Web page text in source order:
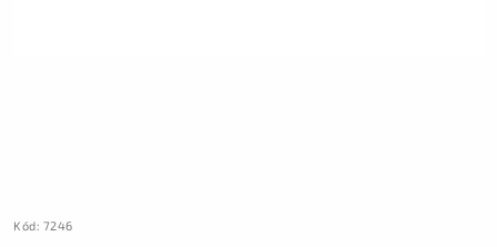
Kód: 7246